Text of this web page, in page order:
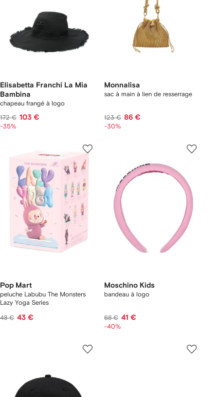
Elisabetta Franchi La Mia
Bambina
chapeau frangé à logo
172 € 103 €
-35%
Monnalisa
sac à main à lien de resserrage
123 € 86 €
-30%
Pop Mart
peluche Labubu The Monsters
Lazy Yoga Series
48 € 43 €
Moschino Kids
bandeau à logo
68 € 41 €
-40%